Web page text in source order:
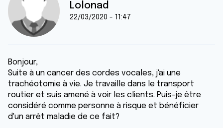
Lolonad
22/03/2020 - 11:47
Bonjour,
Suite à un cancer des cordes vocales, j'ai une
trachéotomie à vie. Je travaille dans le transport
routier et suis amené à voir les clients. Puis-je être
considéré comme personne à risque et bénéficier
d'un arrêt maladie de ce fait?